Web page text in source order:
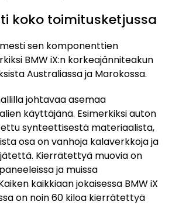
koko toimitusketjussa
sen komponenttien
BMW iX:n korkeajänniteakun
Australiassa ja Marokossa.
johtavaa asemaa
käyttäjänä. Esimerkiksi auton
synteettisestä materiaalista,
osa on vanhoja kalaverkkoja ja
Kierrätettyä muovia on
ja muissa
kaikkiaan jokaisessa BMW iX
on noin 60 kiloa kierrätettyä